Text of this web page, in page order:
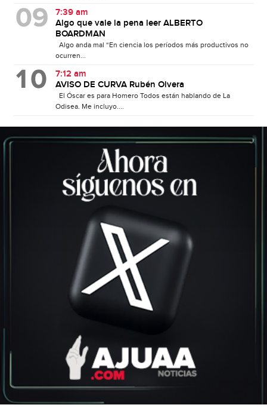
7:39 am
Algo que vale la pena leer ALBERTO
BOARDMAN
Algo anda mal “En ciencia los períodos más productivos no
ocurren...
7:12 am
AVISO DE CURVA Rubén Olvera
El Óscar es para Homero Todos están hablando de La
Odisea. Me incluyo....